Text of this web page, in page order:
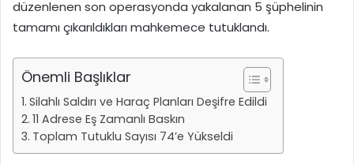
düzenlenen son operasyonda yakalanan 5 şüphelinin
tamamı çıkarıldıkları mahkemece tutuklandı.
Önemli Başlıklar
Silahlı Saldırı ve Haraç Planları Deşifre Edildi
11 Adrese Eş Zamanlı Baskın
Toplam Tutuklu Sayısı 74’e Yükseldi